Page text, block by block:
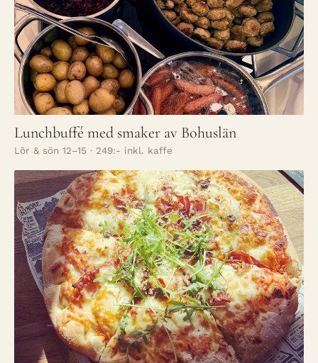
Lunchbuffé med smaker av Bohuslän
Lör & sön 12–15 · 249:- inkl. kaffe